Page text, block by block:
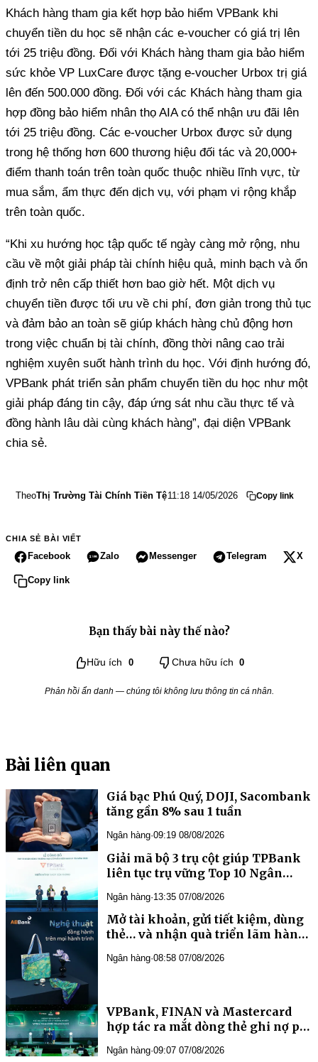
Khách hàng tham gia kết hợp bảo hiểm VPBank khi
chuyển tiền du học sẽ nhận các e-voucher có giá trị lên
tới 25 triệu đồng. Đối với Khách hàng tham gia bảo hiểm
sức khỏe VP LuxCare được tặng e-voucher Urbox trị giá
lên đến 500.000 đồng. Đối với các Khách hàng tham gia
hợp đồng bảo hiểm nhân thọ AIA có thể nhận ưu đãi lên
tới 25 triệu đồng. Các e-voucher Urbox được sử dụng
trong hệ thống hơn 600 thương hiệu đối tác và 20,000+
điểm thanh toán trên toàn quốc thuộc nhiều lĩnh vực, từ
mua sắm, ẩm thực đến dịch vụ, với phạm vi rộng khắp
trên toàn quốc.
“Khi xu hướng học tập quốc tế ngày càng mở rộng, nhu
cầu về một giải pháp tài chính hiệu quả, minh bạch và ổn
định trở nên cấp thiết hơn bao giờ hết. Một dịch vụ
chuyển tiền được tối ưu về chi phí, đơn giản trong thủ tục
và đảm bảo an toàn sẽ giúp khách hàng chủ động hơn
trong việc chuẩn bị tài chính, đồng thời nâng cao trải
nghiệm xuyên suốt hành trình du học. Với định hướng đó,
VPBank phát triển sản phẩm chuyển tiền du học như một
giải pháp đáng tin cậy, đáp ứng sát nhu cầu thực tế và
đồng hành lâu dài cùng khách hàng”, đại diện VPBank
chia sẻ.
TheoThị Trường Tài Chính Tiền Tệ11:18 14/05/2026 Copy link
CHIA SẺ BÀI VIẾT
Facebook Zalo Messenger Telegram X
Copy link
Bạn thấy bài này thế nào?
Hữu ích 0 Chưa hữu ích 0
Phản hồi ẩn danh — chúng tôi không lưu thông tin cá nhân.
Bài liên quan
Giá bạc Phú Quý, DOJI, Sacombank
tăng gần 8% sau 1 tuần
Ngân hàng·09:19 08/08/2026
liên tục trụ vững Top 10 Ngân
Ngân hàng·13:35 07/08/2026
Mở tài khoản, gửi tiết kiệm, dùng
thẻ… và nhận quà triển lãm hàng
Ngân hàng·08:58 07/08/2026
VPBank, FINAN và Mastercard
hợp tác ra mắt dòng thẻ ghi nợ phi
Ngân hàng·09:07 07/08/2026